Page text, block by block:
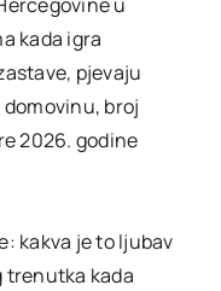
kada igra
pjevaju
broj
2026. godine
kakva je to ljubav
trenutka kada